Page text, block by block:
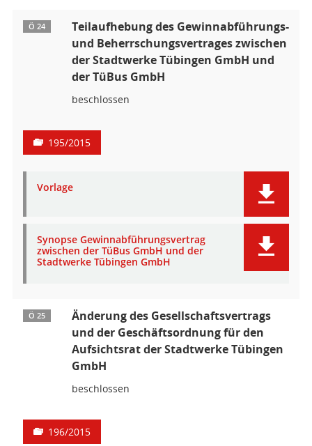
Ö 24
Teilaufhebung des Gewinnabführungs-
und Beherrschungsvertrages zwischen
der Stadtwerke Tübingen GmbH und
der TüBus GmbH
beschlossen
195/2015
Vorlage
Synopse Gewinnabführungsvertrag
zwischen der TüBus GmbH und der
Stadtwerke Tübingen GmbH
Ö 25
Änderung des Gesellschaftsvertrags
und der Geschäftsordnung für den
Aufsichtsrat der Stadtwerke Tübingen
GmbH
beschlossen
196/2015